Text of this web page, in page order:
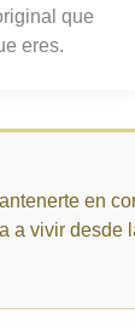
que
eres.
en
a vivir desde